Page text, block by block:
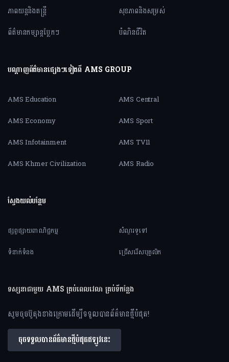
ភាពយន្តនិងតន្ត្រី
ព័ត៌មានកម្សាន្តប្លែកៗ
សុខភាពនិងសម្រស់
បំណិនជីវិត
បណ្តាញព័ត៌មានផ្សេងៗទៀតពី AMS GROUP
AMS Education
AMS Economy
AMS Infotainment
AMS Khmer Civilization
AMS Central
AMS Sport
AMS TV11
AMS Radio
ស្វែងយល់បន្ថែម
ផ្សព្វផ្សាយពាណិជ្ជកម្ម
ទំនាក់ទំនង
សំណួរទូទៅ
ជ្រើសរើសបុគ្គលិក
ទស្សនាជាមួយ AMS គ្រប់ពេលវេលា គ្រប់ទីកន្លែង
សូមចុចប៊ូតុងខាងក្រោមដើម្បីទទួលបានព័ត៌មានថ្មីបំផុត!
ចុចទទួលបានព័ត៌មានថ្មីបំផុតឥឡូវនេះ